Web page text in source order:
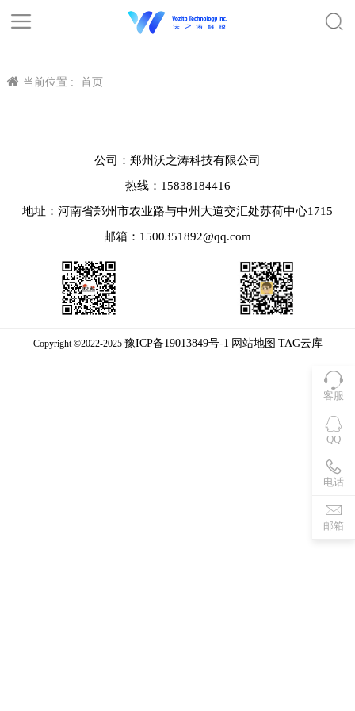
当前位置 : 首页
客服
QQ
电话
邮箱
公司：郑州沃之涛科技有限公司
热线：15838184416
地址：河南省郑州市农业路与中州大道交汇处苏荷中心1715
邮箱：1500351892@qq.com
Copyright ©2022-2025 豫ICP备19013849号-1 网站地图 TAG云库